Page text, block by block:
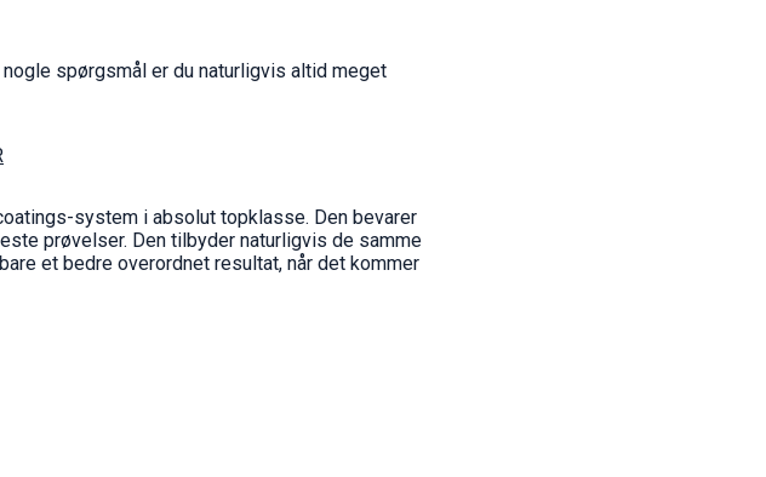
spørgsmål er du naturligvis altid meget
system i absolut topklasse. Den bevarer
prøvelser. Den tilbyder naturligvis de samme
et bedre overordnet resultat, når det kommer